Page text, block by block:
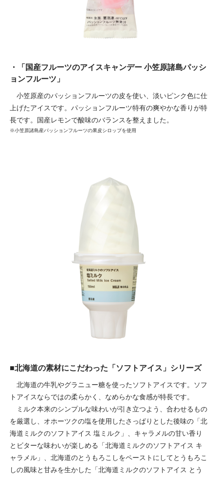
・「国産フルーツのアイスキャンデー 小笠原諸島パッシ
ョンフルーツ」
小笠原産のパッションフルーツの皮を使い、淡いピンク色に仕
上げたアイスです。パッションフルーツ特有の爽やかな香りが特
長です。国産レモンで酸味のバランスを整えました。
※小笠原諸島産パッションフルーツの果皮シロップを使用
■北海道の素材にこだわった「ソフトアイス」シリーズ
北海道の牛乳やグラニュー糖を使ったソフトアイスです。ソフ
トアイスならではの柔らかく、なめらかな食感が特長です。
ミルク本来のシンプルな味わいが引き立つよう、合わせるもの
を厳選し、オホーツクの塩を使用したさっぱりとした後味の「北
海道ミルクのソフトアイス 塩ミルク」、キャラメルの甘い香り
とビターな味わいが楽しめる「北海道ミルクのソフトアイス キ
ャラメル」、北海道のとうもろこしをペーストにしてとうもろこ
しの風味と甘みを生かした「北海道ミルクのソフトアイス とう